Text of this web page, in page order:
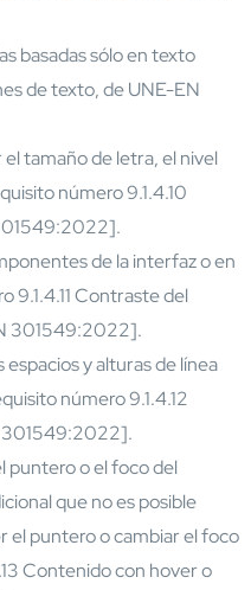
basadas sólo en texto
de texto, de UNE-EN
tamaño de letra, el nivel
número 9.1.4.10
de la interfaz o en
9.1.4.11 Contraste del
301549:2022].
y alturas de línea
número 9.1.4.12
301549:2022].
puntero o el foco del
que no es posible
el puntero o cambiar el foco
Contenido con hover o